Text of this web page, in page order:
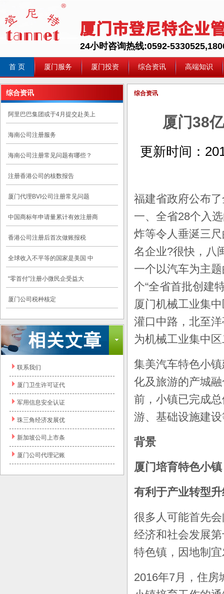
24小时咨询热线:0592-
首 页 厦门服务 厦门投资 综合资讯 高端知识
综合资讯
阿里巴巴集团或于4月提交赴美上
海南公司注册服务
海南公司注册常见问题有哪些？
注册香港公司的核数报告
厦门代理BVI公司注册常见问题
中国商标年申请量累计有效注册商
香港公司注册后首次做账报税
全球收入不平等的国家是美国 中
“零首付”注册小微民企受益大
厦门公司税种核定
联系我们
厦门卫生许可证代
军用信息安全认证
珠三角经济发展优
新加坡公司上市条
厦门公司代理记账
综合资讯
厦门38
更新时间：
福建省政府公布
一、全省28个入
炸等令人垂涎三
名企业?很快，八
一个以汽车为主
个“全省首批创建
厦门机械工业集
灌口中路，北至
为机械工业集中
集美汽车特色小
化及旅游的产城
前，小镇已完成
游、基础设施建
背景
厦门培育特色小镇
有利于产业转型
很多人可能首先
经济和社会发展
特色镇，因地制
2016年7月，住房